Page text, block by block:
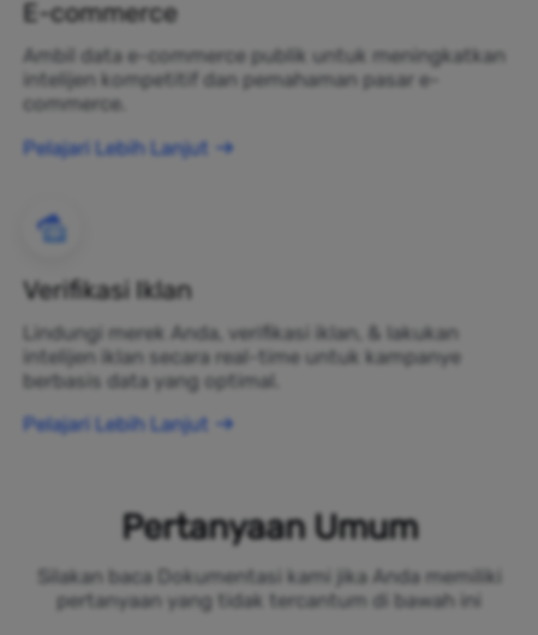
E-commerce
Ambil data e-commerce publik untuk meningkatkan
intelijen kompetitif dan pemahaman pasar e-
commerce.
Pelajari Lebih Lanjut
Verifikasi Iklan
Lindungi merek Anda, verifikasi iklan, & lakukan
intelijen iklan secara real-time untuk kampanye
berbasis data yang optimal.
Pelajari Lebih Lanjut
Pertanyaan Umum
Silakan baca Dokumentasi kami jika Anda memiliki
pertanyaan yang tidak tercantum di bawah ini